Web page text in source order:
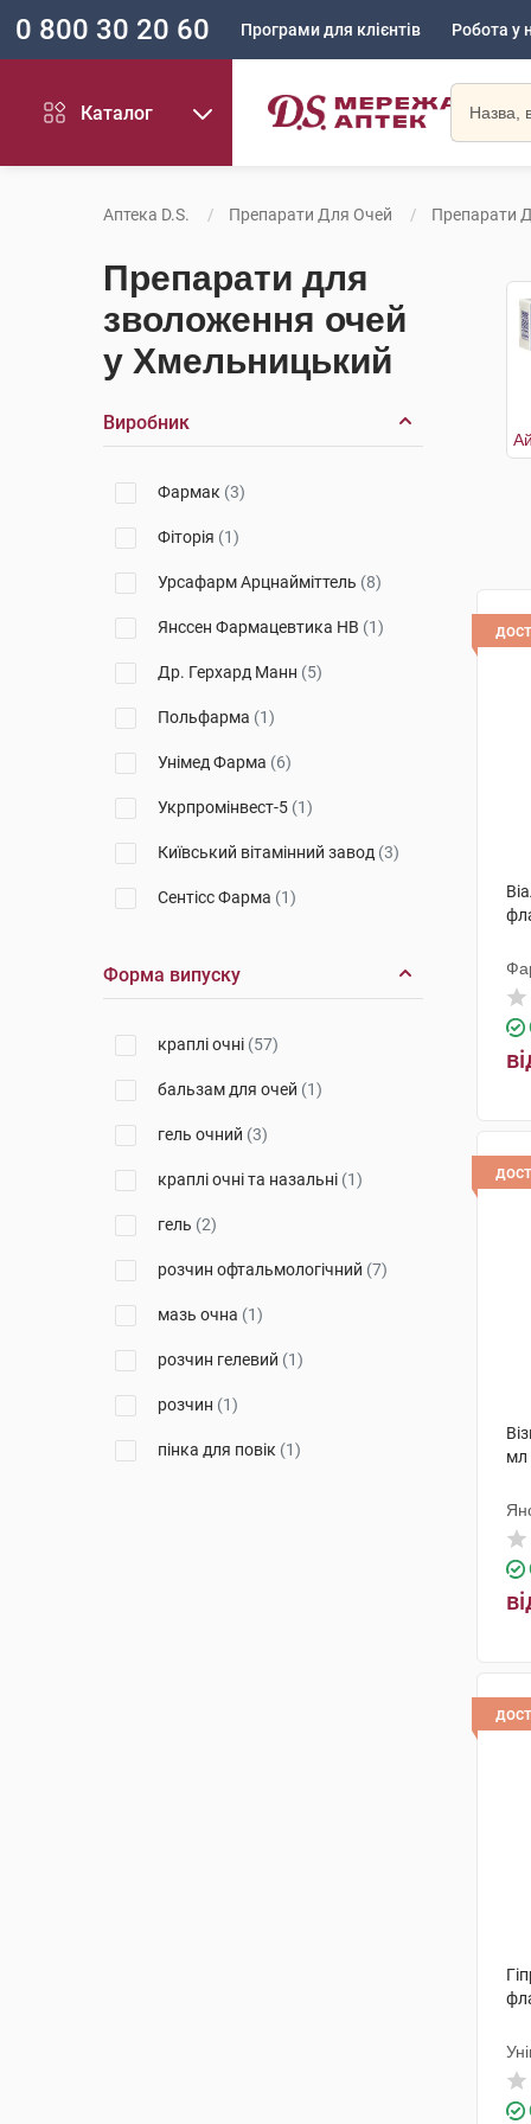
0 800 30 20 60 Програми для клієнтів Робота у
Каталог
Аптека D.S. Препарати Для Очей Препарати
Препарати для
зволоження очей
у Хмельницький
Виробник
Фармак (3)
Фіторія (1)
Урсафарм Арцнайміттель (8)
Янссен Фармацевтика НВ (1)
Др. Герхард Манн (5)
Польфарма (1)
Унімед Фарма (6)
Укрпромінвест-5 (1)
Київський вітамінний завод (3)
Сентісс Фарма (1)
Уорлд Медицин Ілач Сан. Ве
Варшавський ФЗ Польфа
АРІСТО ФАРМА ГМБХ
Форма випуску
краплі очні (57)
бальзам для очей (1)
гель очний (3)
краплі очні та назальні (1)
гель (2)
розчин офтальмологічний (7)
мазь очна (1)
розчин гелевий (1)
розчин (1)
пінка для повік (1)
мл